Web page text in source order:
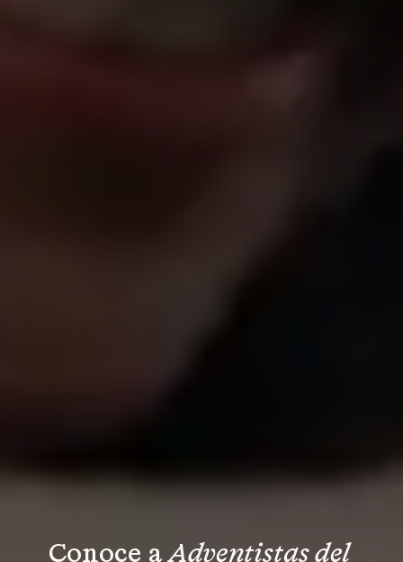
Conoce a Adventistas del